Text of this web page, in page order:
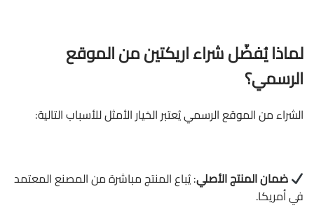
لماذا يُفضّل شراء اريكتين من الموقع
الرسمي؟
الشراء منالموقع الرسمييُعتبر الخيار الأمثل للأسباب التالية:
ضمان المنتج الأصلي: يُباع المنتج مباشرة من المصنع المعتمد
في أمريكا.